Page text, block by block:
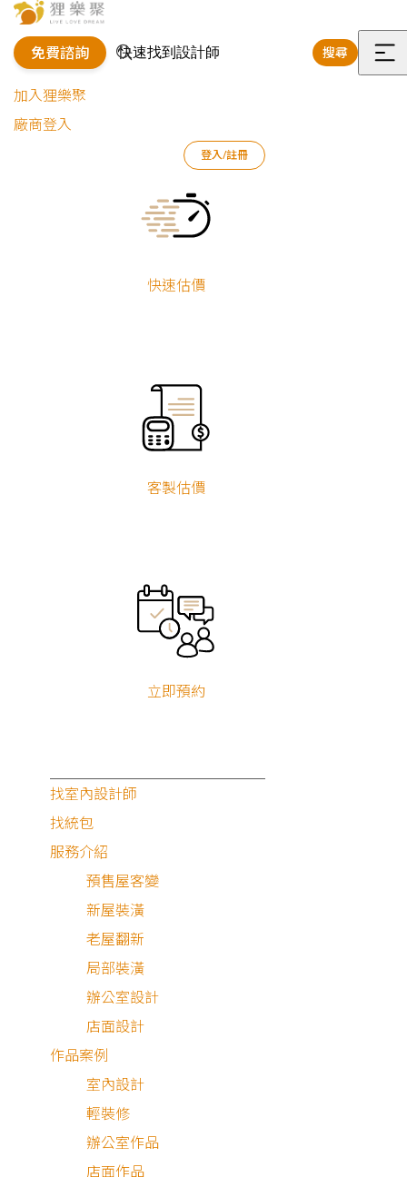
免費諮詢 搜尋
選
加入狸樂聚
廠商登入
登入/註冊
快速估價
客製估價
立即預約
找室內設計師
找統包
服務介紹
預售屋客變
新屋裝潢
老屋翻新
局部裝潢
辦公室設計
店面設計
作品案例
室內設計
輕裝修
辦公室作品
店面作品
免費諮詢
由真人客服主動聯繫，快速電訪了解您裝修需求，客製化
我們如何能聯繫到您？
房屋類型